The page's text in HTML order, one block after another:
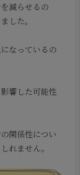
減らせるの
した。
なっているの
響した可能性
関係性につい
れません。